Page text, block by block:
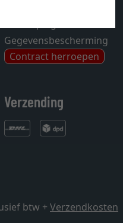
Gegevensbescherming
Contract herroepen
Verzending
btw +Verzendkosten